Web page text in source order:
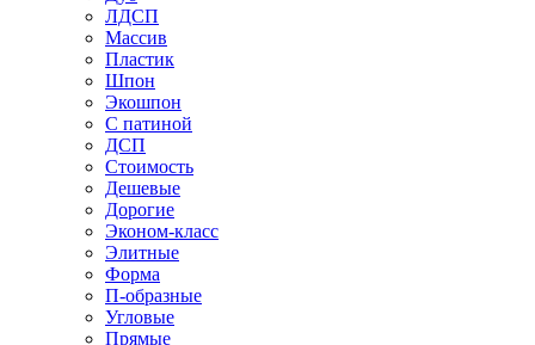
ЛДСП
Массив
Пластик
Шпон
Экошпон
С патиной
ДСП
Стоимость
Дешевые
Дорогие
Эконом-класс
Элитные
Форма
П-образные
Угловые
Прямые